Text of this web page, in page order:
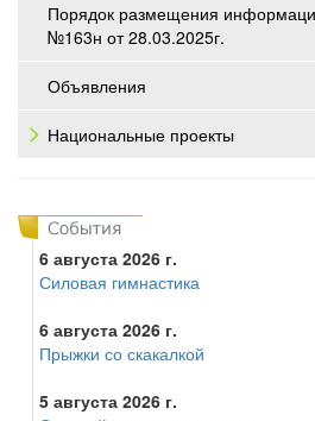
Порядок размещения
№163н от 28.03.2025г.
Объявления
Национальные проекты
6 августа 2026 г.
Силовая гимнастика
6 августа 2026 г.
Прыжки со скакалкой
5 августа 2026 г.